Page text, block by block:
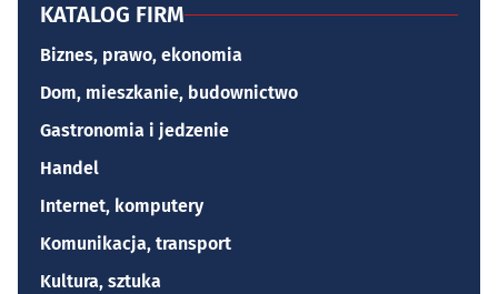
KATALOG FIRM
Biznes, prawo, ekonomia
Dom, mieszkanie, budownictwo
Gastronomia i jedzenie
Handel
Internet, komputery
Komunikacja, transport
Kultura, sztuka